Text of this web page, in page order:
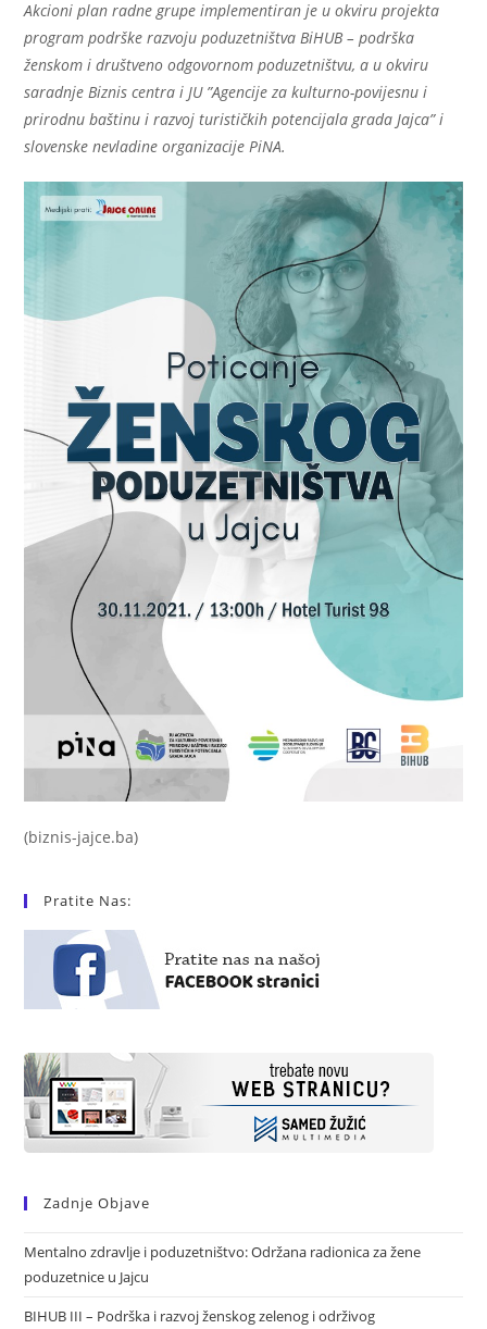
Akcioni plan radne grupe implementiran je u okviru projekta
program podrške razvoju poduzetništva BiHUB – podrška
ženskom i društveno odgovornom poduzetništvu, a u okviru
saradnje Biznis centra i JU ”Agencije za kulturno-povijesnu i
prirodnu baštinu i razvoj turističkih potencijala grada Jajca” i
slovenske nevladine organizacije PiNA.
(biznis-jajce.ba)
Pratite Nas:
Zadnje Objave
Mentalno zdravlje i poduzetništvo: Održana radionica za žene
poduzetnice u Jajcu
BIHUB III – Podrška i razvoj ženskog zelenog i održivog